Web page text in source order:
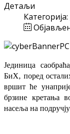
Детаљи
Категорија:
Јединица
БиХ, поред
вршит ће
брзине кретања
насеља на